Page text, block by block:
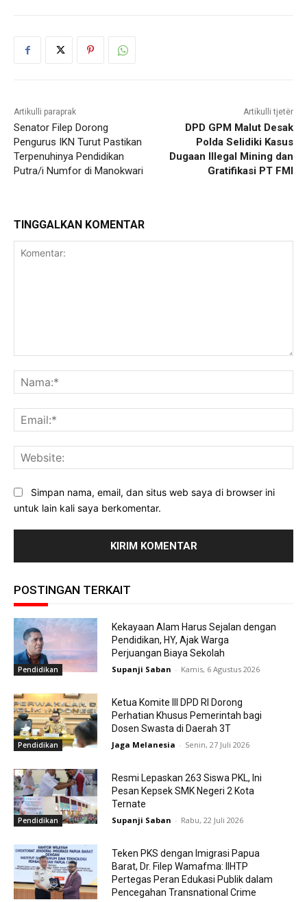
Artikulli paraprak
Senator Filep Dorong
Pengurus IKN Turut Pastikan
Terpenuhinya Pendidikan
Putra/i Numfor di Manokwari
Artikulli tjetër
DPD GPM Malut Desak
Polda Selidiki Kasus
Dugaan Illegal Mining dan
Gratifikasi PT FMI
TINGGALKAN KOMENTAR
Simpan nama, email, dan situs web saya di browser ini
untuk lain kali saya berkomentar.
POSTINGAN TERKAIT
Pendidikan
Kekayaan Alam Harus Sejalan dengan
Pendidikan, HY, Ajak Warga
Perjuangan Biaya Sekolah
Supanji Saban - Kamis, 6 Agustus 2026
Pendidikan
Ketua Komite III DPD RI Dorong
Perhatian Khusus Pemerintah bagi
Dosen Swasta di Daerah 3T
Jaga Melanesia - Senin, 27 Juli 2026
Pendidikan
Resmi Lepaskan 263 Siswa PKL, Ini
Pesan Kepsek SMK Negeri 2 Kota
Ternate
Supanji Saban - Rabu, 22 Juli 2026
Teken PKS dengan Imigrasi Papua
Barat, Dr. Filep Wamafma: IIHTP
Pertegas Peran Edukasi Publik dalam
Pencegahan Transnational Crime